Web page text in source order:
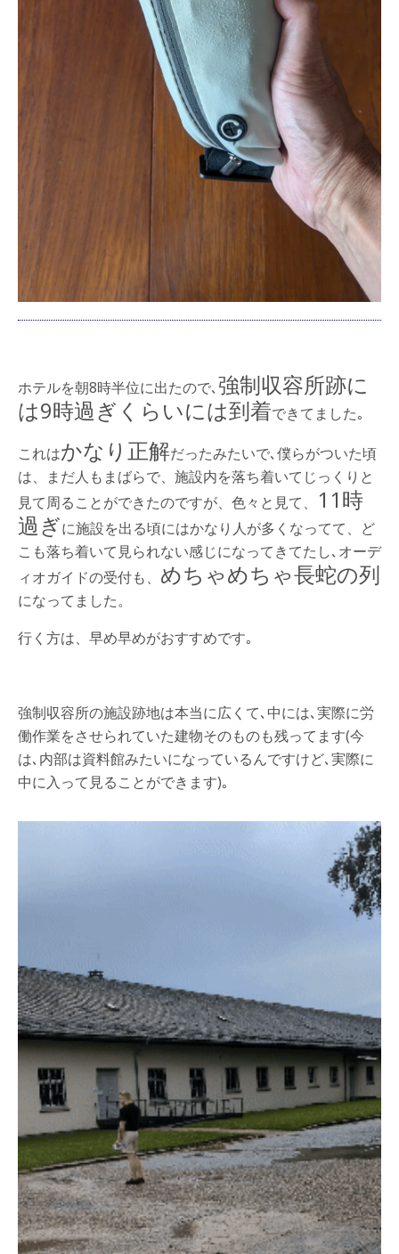
ホテルを朝8時半位に出たので､強制収容所跡に
は9時過ぎくらいには到着できてました｡
これはかなり正解だったみたいで､僕らがついた頃
は、まだ人もまばらで、施設内を落ち着いてじっくりと
見て周ることができたのですが、色々と見て、 11時
過ぎに施設を出る頃にはかなり人が多くなってて、ど
こも落ち着いて見られない感じになってきてたし､オーデ
ィオガイドの受付も、 めちゃめちゃ長蛇の列
になってました。
行く方は、早め早めがおすすめです｡
強制収容所の施設跡地は本当に広くて､中には､実際に労
働作業をさせられていた建物そのものも残ってます(今
は､内部は資料館みたいになっているんですけど､実際に
中に入って見ることができます)｡